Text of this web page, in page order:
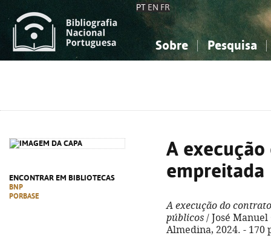
PT EN FR
Sobre Pesquisa
ENCONTRAR EM BIBLIOTECAS
BNP
PORBASE
A
empreitada
A execução do
públicos / José
Almedina, 2024. - 170